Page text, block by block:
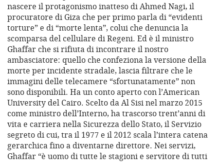
nascere il protagonismo inatteso di Ahmed Nagi, il
procuratore di Giza che per primo parla di “evidenti
torture” e di “morte lenta”, colui che denuncia la
scomparsa del cellulare di Regeni. Ed è il ministro
Ghaffar che si rifiuta di incontrare il nostro
ambasciatore: quello che confeziona la versione della
morte per incidente stradale, lascia filtrare che le
immagini delle telecamere “sfortunatamente” non
sono disponibili. Ha un conto aperto con l’American
University del Cairo. Scelto da Al Sisi nel marzo 2015
come ministro dell’Interno, ha trascorso trent’anni di
vita e carriera nella Sicurezza dello Stato, il Servizio
segreto di cui, tra il 1977 e il 2012 scala l’intera catena
gerarchica fino a diventarne direttore. Nei servizi,
Ghaffar “è uomo di tutte le stagioni e servitore di tutti